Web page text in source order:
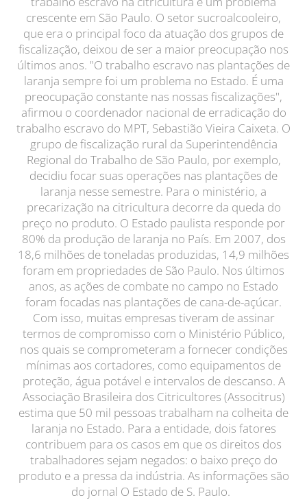
crescente em São Paulo. O setor sucroalcooleiro,
que era o principal foco da atuação dos grupos de
fiscalização, deixou de ser a maior preocupação nos
últimos anos. "O trabalho escravo nas plantações de
laranja sempre foi um problema no Estado. É uma
preocupação constante nas nossas fiscalizações",
afirmou o coordenador nacional de erradicação do
trabalho escravo do MPT, Sebastião Vieira Caixeta. O
grupo de fiscalização rural da Superintendência
Regional do Trabalho de São Paulo, por exemplo,
decidiu focar suas operações nas plantações de
laranja nesse semestre. Para o ministério, a
precarização na citricultura decorre da queda do
preço no produto. O Estado paulista responde por
80% da produção de laranja no País. Em 2007, dos
18,6 milhões de toneladas produzidas, 14,9 milhões
foram em propriedades de São Paulo. Nos últimos
anos, as ações de combate no campo no Estado
foram focadas nas plantações de cana-de-açúcar.
Com isso, muitas empresas tiveram de assinar
termos de compromisso com o Ministério Público,
nos quais se comprometeram a fornecer condições
mínimas aos cortadores, como equipamentos de
proteção, água potável e intervalos de descanso. A
Associação Brasileira dos Citricultores (Associtrus)
estima que 50 mil pessoas trabalham na colheita de
laranja no Estado. Para a entidade, dois fatores
contribuem para os casos em que os direitos dos
trabalhadores sejam negados: o baixo preço do
produto e a pressa da indústria. As informações são
do jornal O Estado de S. Paulo.